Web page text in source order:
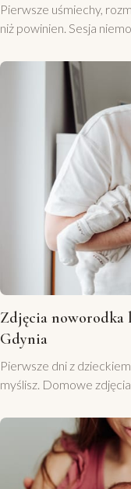
Pierwsze uśmiechy,
niż powinien. Sesja
Zdjęcia noworodka
Gdynia
Pierwsze dni z
myślisz. Domowe
rekwizytów, bez
maleństwo — w swoim